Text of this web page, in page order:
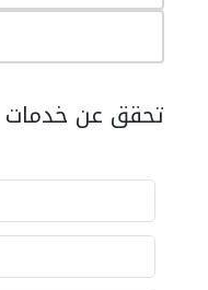
تحقق عن خدمات